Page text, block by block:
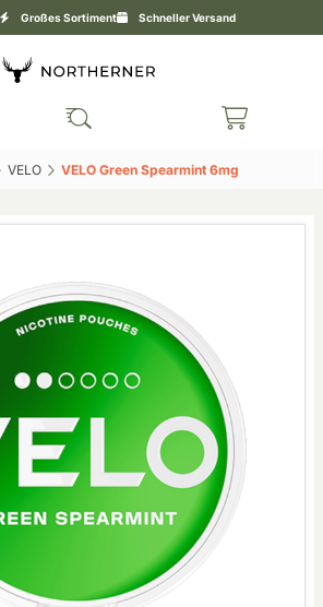
Großes Sortiment Schneller Versand
VELO‎ VELO Green Spearmint 6mg‎